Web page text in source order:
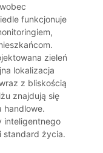
funkcjonuje
zieleń
lokalizacja
z bliskością
znajdują się
handlowe.
inteligentnego
standard życia.